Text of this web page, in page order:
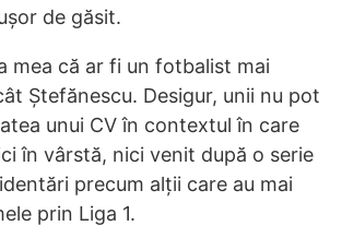
de găsit.
mea că ar fi un fotbalist mai
Ștefănescu. Desigur, unii nu pot
unui CV în contextul în care
în vârstă, nici venit după o serie
precum alții care au mai
prin Liga 1.